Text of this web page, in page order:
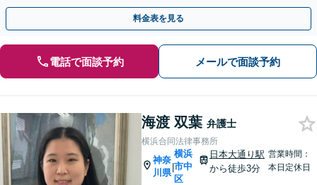
談・着手金は無料】お気軽にご相談ください。
料金表を見る
電話で面談予約 メールで面談予約
海渡 双葉 弁護士
横浜合同法律事務所
神奈
川県
|
横浜
市中
区
日本大通り駅
から徒歩3分
営業時間：
本日定休日